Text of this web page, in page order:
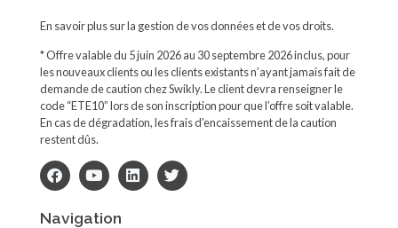
En savoir plus sur la gestion de vos données et de vos droits.
* Offre valable du 5 juin 2026 au 30 septembre 2026 inclus, pour
les nouveaux clients ou les clients existants n’ayant jamais fait de
demande de caution chez Swikly. Le client devra renseigner le
code “ETE10” lors de son inscription pour que l’offre soit valable.
En cas de dégradation, les frais d'encaissement de la caution
restent dûs.
Navigation